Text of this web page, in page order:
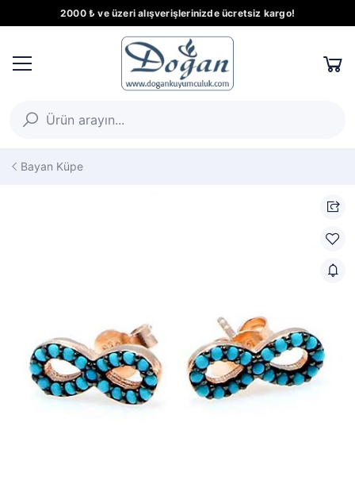
2000 ₺ ve üzeri alışverişlerinizde ücretsiz kargo!
Bayan Küpe